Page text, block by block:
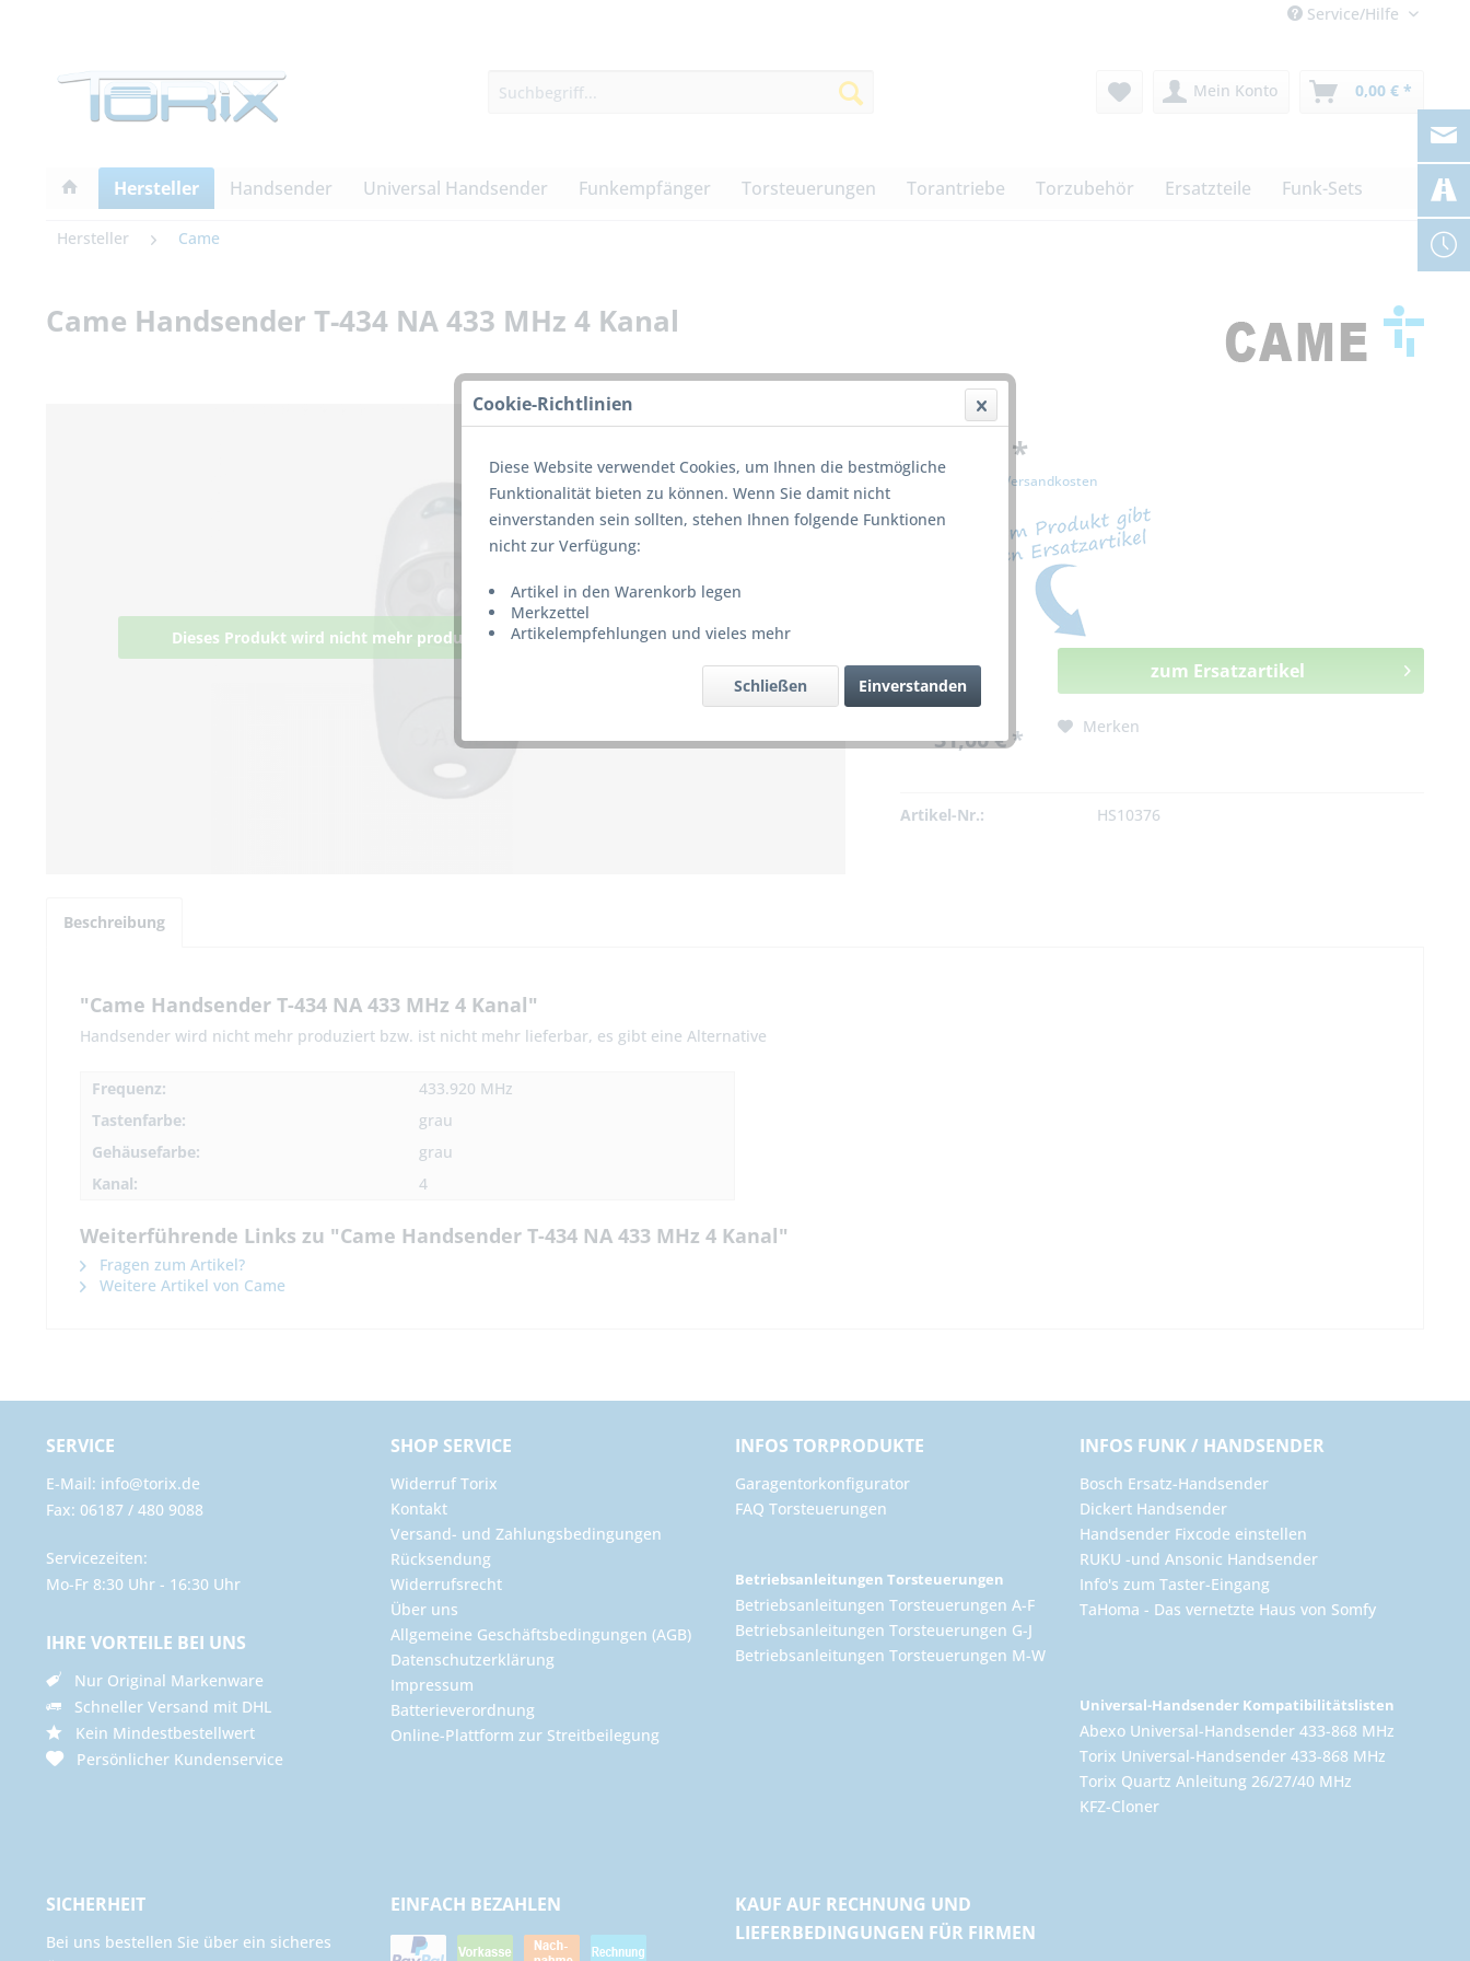
Service/Hilfe
Mein Konto 0,00 € *
Hersteller Handsender Universal Handsender Funkempfänger Torsteuerungen Torantriebe Torzubehör Ersatzteile Funk-Sets
Hersteller Came
Came Handsender T-434 NA 433 MHz 4 Kanal
Dieses Produkt wird nicht mehr produziert bzw. ist nicht mehr lieferbar!
30,00 € *
inkl. MwSt. zzgl. Versandkosten
31,00 € *
zum Ersatzartikel
Merken
Artikel-Nr.: HS10376
Beschreibung
"Came Handsender T-434 NA 433 MHz 4 Kanal"
Handsender wird nicht mehr produziert bzw. ist nicht mehr lieferbar, es gibt eine Alternative
Frequenz:
433.920 MHz
Tastenfarbe:
grau
Gehäusefarbe:
grau
Kanal:
4
Weiterführende Links zu "Came Handsender T-434 NA 433 MHz 4 Kanal"
Fragen zum Artikel?
Weitere Artikel von Came
SERVICE
E-Mail: info@torix.de
Fax: 06187 / 480 9088
Servicezeiten:
Mo-Fr 8:30 Uhr - 16:30 Uhr
IHRE VORTEILE BEI UNS
Nur Original Markenware
Schneller Versand mit DHL
Kein Mindestbestellwert
Persönlicher Kundenservice
SHOP SERVICE
Widerruf Torix
Kontakt
Versand- und Zahlungsbedingungen
Rücksendung
Widerrufsrecht
Über uns
Allgemeine Geschäftsbedingungen (AGB)
Datenschutzerklärung
Impressum
Batterieverordnung
Online-Plattform zur Streitbeilegung
INFOS TORPRODUKTE
Garagentorkonfigurator
FAQ Torsteuerungen
Betriebsanleitungen Torsteuerungen
Betriebsanleitungen Torsteuerungen A-F
Betriebsanleitungen Torsteuerungen G-J
Betriebsanleitungen Torsteuerungen M-W
INFOS FUNK / HANDSENDER
Bosch Ersatz-Handsender
Dickert Handsender
Handsender Fixcode einstellen
RUKU -und Ansonic Handsender
Info's zum Taster-Eingang
TaHoma - Das vernetzte Haus von Somfy
Universal-Handsender Kompatibilitätslisten
Abexo Universal-Handsender 433-868 MHz
Torix Universal-Handsender 433-868 MHz
Torix Quartz Anleitung 26/27/40 MHz
KFZ-Cloner
SICHERHEIT
Bei uns bestellen Sie über ein sicheres
EINFACH BEZAHLEN
KAUF AUF RECHNUNG UND
LIEFERBEDINGUNGEN FÜR FIRMEN
Cookie-Richtlinien
Diese Website verwendet Cookies, um Ihnen die bestmögliche
Funktionalität bieten zu können. Wenn Sie damit nicht
einverstanden sein sollten, stehen Ihnen folgende Funktionen
nicht zur Verfügung:
Artikel in den Warenkorb legen
Merkzettel
Artikelempfehlungen und vieles mehr
Einverstanden
Schließen